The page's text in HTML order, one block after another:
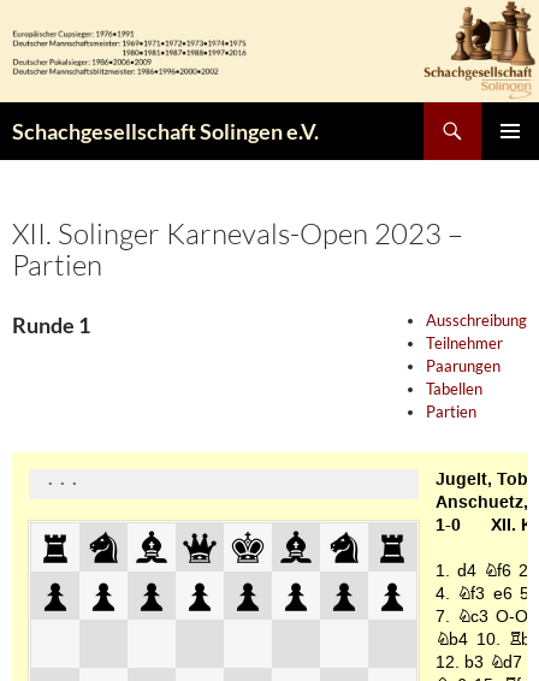
Inhalt
springen
Schachgesellschaft Solingen e.V.
XII. Solinger Karnevals-Open 2023 –
Partien
Ausschreibung
Teilnehmer
Paarungen
Tabellen
Partien
Runde 1